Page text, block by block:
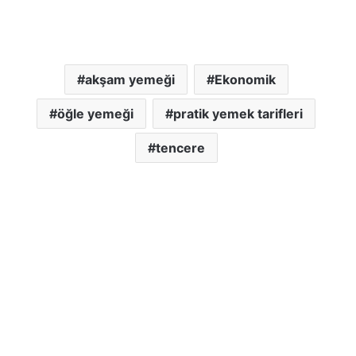
akşam yemeği Ekonomik
öğle yemeği pratik yemek tarifleri
tencere